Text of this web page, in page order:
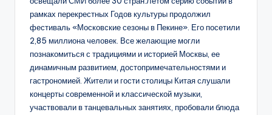
рамках перекрестных Годов культуры продолжил
фестиваль «Московские сезоны в Пекине». Его посетили
2,85 миллиона человек. Все желающие могли
познакомиться с традициями и историей Москвы, ее
динамичным развитием, достопримечательностями и
гастрономией. Жители и гости столицы Китая слушали
концерты современной и классической музыки,
участвовали в танцевальных занятиях, пробовали блюда